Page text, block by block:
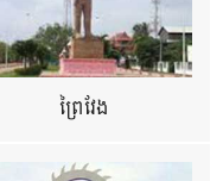
ព្រៃវែង